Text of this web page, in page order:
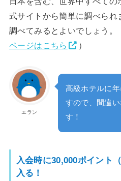
式サイトから簡単に調べら
調べてみるとよいでしょう
ページはこちら
）
エラン
高級ホテルに
すので、間違
す！
入会時に30,000ポイント
入る！